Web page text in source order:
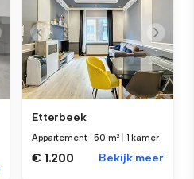
Etterbeek
Appartement |50 m² 1 kamer
€ 1.200 Bekijk meer